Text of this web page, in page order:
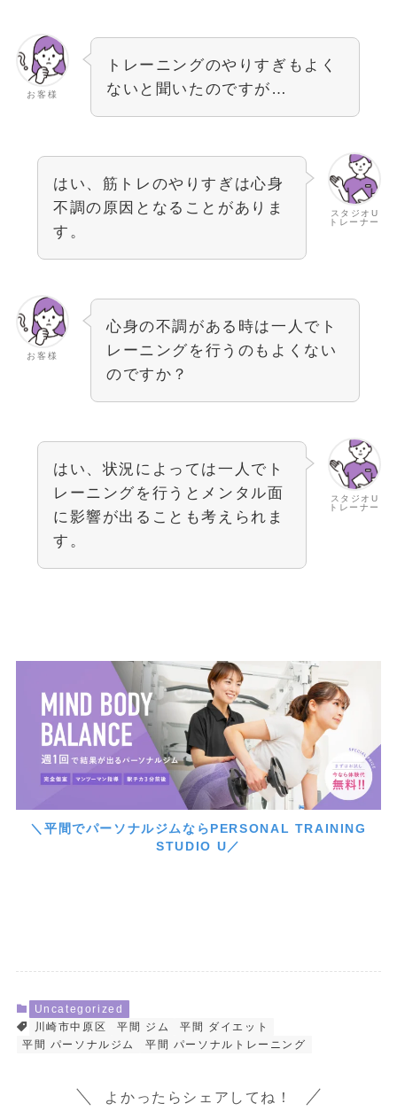
お客様
トレーニングのやりすぎもよく
ないと聞いたのですが…
スタジオU
トレーナー
はい、筋トレのやりすぎは心身
不調の原因となることがありま
す。
お客様
心身の不調がある時は一人でト
レーニングを行うのもよくない
のですか？
スタジオU
トレーナー
はい、状況によっては一人でト
レーニングを行うとメンタル面
に影響が出ることも考えられま
す。
＼平間でパーソナルジムならPERSONAL TRAINING
STUDIO U／
Uncategorized
川崎市中原区
平間 ジム
平間 ダイエット
平間 パーソナルジム
平間 パーソナルトレーニング
よかったらシェアしてね！